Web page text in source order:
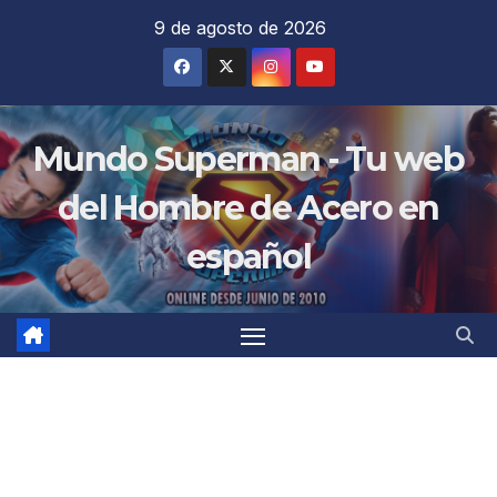
9 de agosto de 2026
Mundo Superman - Tu web
del Hombre de Acero en
español